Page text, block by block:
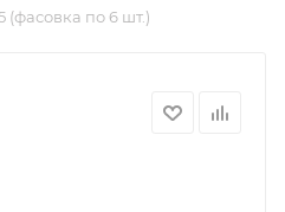
(фасовка по 6 шт.)